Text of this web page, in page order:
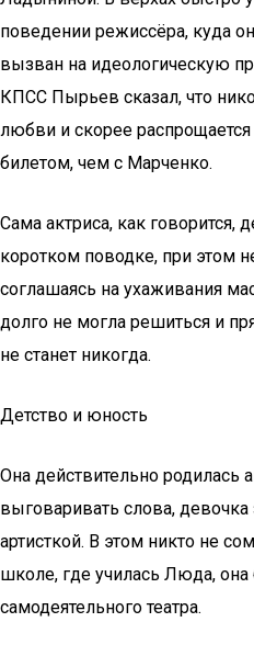
поведении режиссёра, куда
вызван на идеологическую
КПСС Пырьев сказал, что
любви и скорее
билетом, чем с Марченко.
Сама актриса, как
коротком поводке, при этом
соглашаясь на ухаживания
долго не могла решиться и
не станет никогда.
Детство и юность
Она действительно родилась
выговаривать слова, девочка
артисткой. В этом никто не
школе, где училась Люда,
самодеятельного театра.